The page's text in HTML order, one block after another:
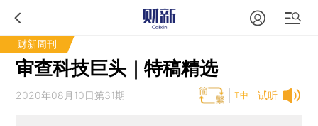
财新周刊
审查科技巨头｜特稿精选
试听
2020年08月10日第31期 T中